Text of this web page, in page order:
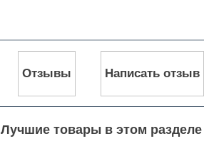
Отзывы Написать отзыв
Лучшие товары в этом разделе